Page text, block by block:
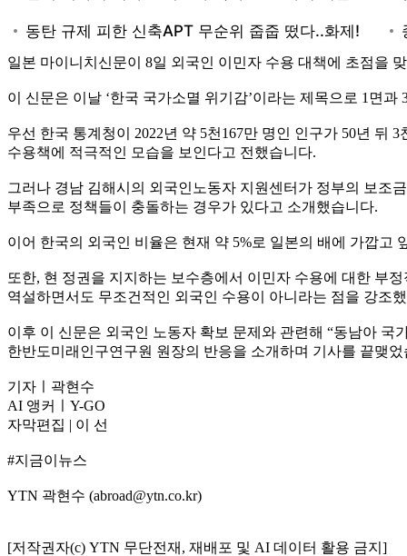
일본 마이니치신문이 8일 외국인 이민자 수용 대책에 초점을
이 신문은 이날 ‘한국 국가소멸 위기감’이라는 제목으로 1면
우선 한국 통계청이 2022년 약 5천167만 명인 인구가 50년 뒤
수용책에 적극적인 모습을 보인다고 전했습니다.
그러나 경남 김해시의 외국인노동자 지원센터가 정부의 보조
부족으로 정책들이 충돌하는 경우가 있다고 소개했습니다.
이어 한국의 외국인 비율은 현재 약 5%로 일본의 배에 가깝
또한, 현 정권을 지지하는 보수층에서 이민자 수용에 대한 부
역설하면서도 무조건적인 외국인 수용이 아니라는 점을 강조
이후 이 신문은 외국인 노동자 확보 문제와 관련해 “동남아
한반도미래인구연구원 원장의 반응을 소개하며 기사를 끝맺었
기자ㅣ곽현수
AI 앵커ㅣY-GO
자막편집 | 이 선
#지금이뉴스
YTN 곽현수 (abroad@ytn.co.kr)
[저작권자(c) YTN 무단전재, 재배포 및 AI 데이터 활용 금지]